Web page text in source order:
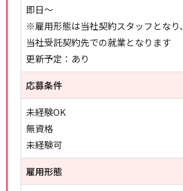
即日～
※雇用形態は当社契約スタッフとなり、
当社受託契約先での就業となります
更新予定：あり
応募条件
未経験OK
無資格
未経験可
雇用形態